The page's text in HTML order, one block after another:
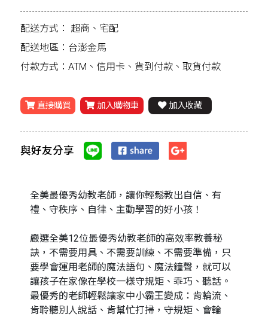
配送方式： 超商、宅配
配送地區：台澎金馬
付款方式：ATM、信用卡、貨到付款、取貨付款
直接購買 加入購物車 加入收藏
與好友分享
全美最優秀幼教老師，讓你輕鬆教出自信、有
禮、守秩序、自律、主動學習的好小孩！
嚴選全美12位最優秀幼教老師的高效率教養秘
訣，不需要用具、不需要訓練、不需要準備，只
要學會運用老師的魔法語句、魔法鐘聲，就可以
讓孩子在家像在學校一樣守規矩、乖巧、聽話。
最優秀的老師輕鬆讓家中小霸王變成：肯輪流、
肯聆聽別人說話、肯幫忙打掃，守規矩、會輪